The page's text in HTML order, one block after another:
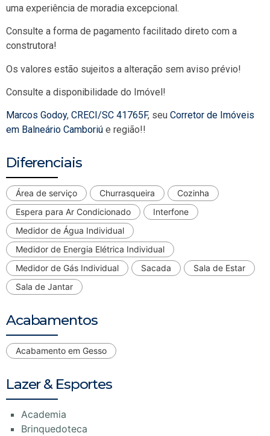
uma experiência de moradia excepcional.
Consulte a forma de pagamento facilitado direto com a
construtora!
Os valores estão sujeitos a alteração sem aviso prévio!
Consulte a disponibilidade do Imóvel!
Marcos Godoy, CRECI/SC 41765F, seu Corretor de Imóveis
em Balneário Camboriú e região!!
Diferenciais
Área de serviço Churrasqueira
Cozinha
Espera para Ar Condicionado
Interfone
Medidor de Água Individual
Medidor de Energia Elétrica Individual
Medidor de Gás Individual
Sacada
Sala de Estar
Sala de Jantar
Acabamentos
Acabamento em Gesso
Lazer & Esportes
Academia
Brinquedoteca